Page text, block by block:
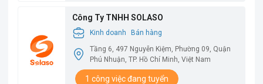
Công Ty TNHH SOLASO
Kinh doanh
Bán hàng
Tầng 6, 497 Nguyễn Kiệm, Phường 09, Quận
Phú Nhuận, TP. Hồ Chí Minh, Việt Nam
1 công việc đang tuyển